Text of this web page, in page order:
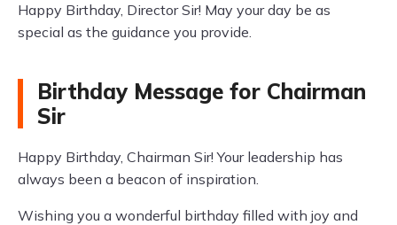
Happy Birthday, Director Sir! May your day be as
special as the guidance you provide.
Birthday Message for Chairman
Sir
Happy Birthday, Chairman Sir! Your leadership has
always been a beacon of inspiration.
Wishing you a wonderful birthday filled with joy and